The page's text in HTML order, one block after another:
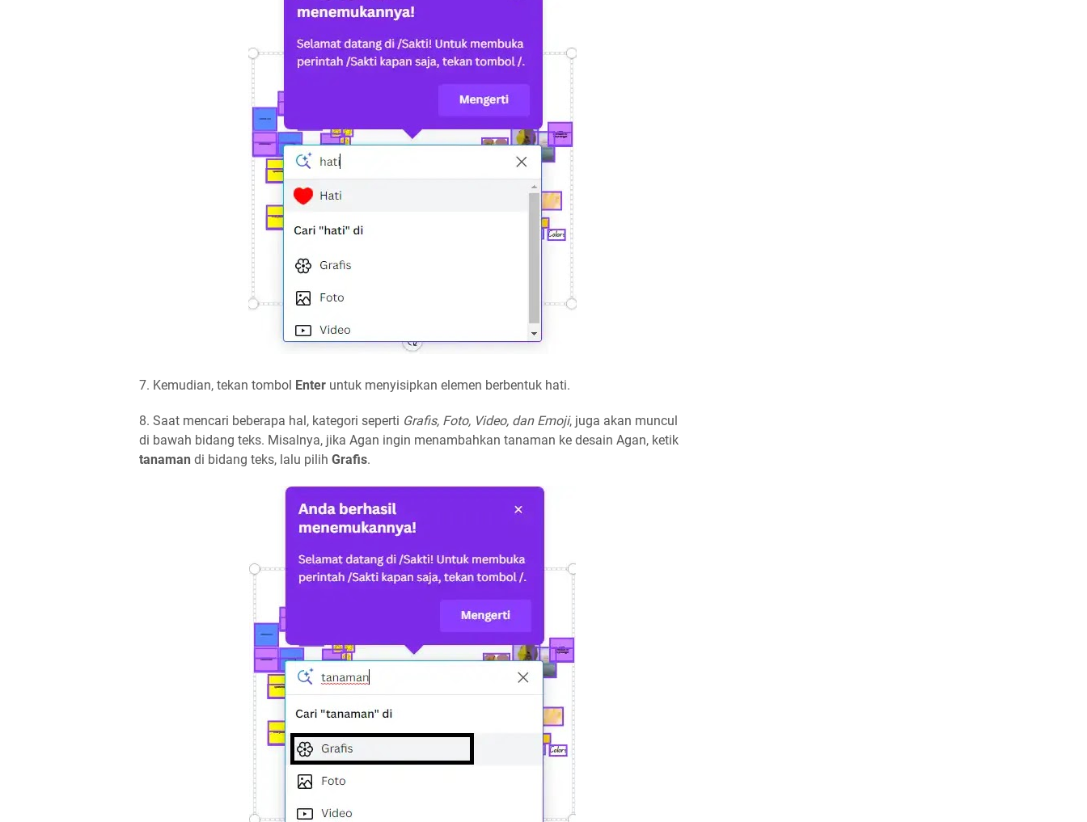
7. Kemudian, tekan tombol Enter untuk menyisipkan elemen berbentuk hati.
8. Saat mencari beberapa hal, kategori seperti Grafis, Foto, Video, dan Emoji, juga akan muncul
di bawah bidang teks. Misalnya, jika Agan ingin menambahkan tanaman ke desain Agan, ketik
tanaman di bidang teks, lalu pilih Grafis.